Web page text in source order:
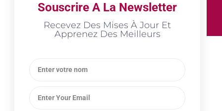
Souscrire A La Newsletter
Recevez Des Mises À Jour Et
Apprenez Des Meilleurs